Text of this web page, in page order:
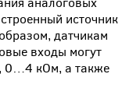
источник
датчикам
входы могут
0…4 кОм, а также